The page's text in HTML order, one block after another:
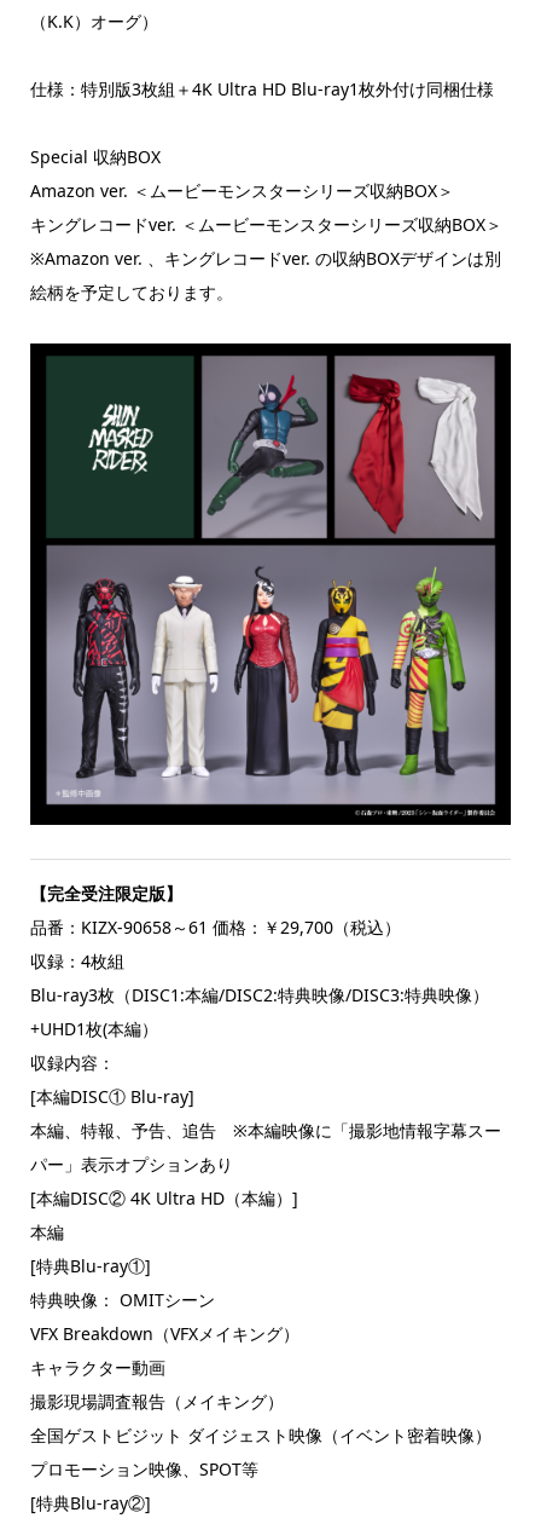
（K.K）オーグ）
仕様：特別版3枚組＋4K Ultra HD Blu-ray1枚外付け同梱仕様
Special 収納BOX
Amazon ver. ＜ムービーモンスターシリーズ収納BOX＞
キングレコードver. ＜ムービーモンスターシリーズ収納BOX＞
※Amazon ver. 、キングレコードver. の収納BOXデザインは別
絵柄を予定しております。
【完全受注限定版】
品番：KIZX-90658～61 価格：￥29,700（税込）
収録：4枚組
Blu-ray3枚（DISC1:本編/DISC2:特典映像/DISC3:特典映像）
+UHD1枚(本編）
収録内容：
[本編DISC① Blu-ray]
本編、特報、予告、追告 ※本編映像に「撮影地情報字幕スー
パー」表示オプションあり
[本編DISC② 4K Ultra HD（本編）]
本編
[特典Blu-ray①]
特典映像： OMITシーン
VFX Breakdown（VFXメイキング）
キャラクター動画
撮影現場調査報告（メイキング）
全国ゲストビジット ダイジェスト映像（イベント密着映像）
プロモーション映像、SPOT等
[特典Blu-ray②]